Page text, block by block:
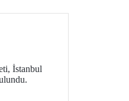
İstanbul